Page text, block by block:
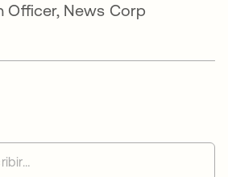
Officer, News Corp